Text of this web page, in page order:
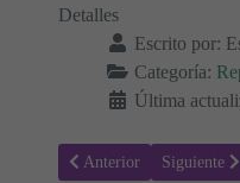
Detalles
Escrito por:
Categoría:
Última
Artículo anterior: Pan
Anterior Artículo
Siguiente